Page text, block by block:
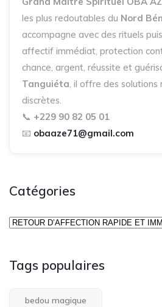
les plus redoutables du Nord
accompagne avec des rituels
affectif immédiat, protection
chance, argent, réussite et
Tanguiéta, il offre des solutions
discrètes.
📞 +229 90 82 05 01
📧 obaaze71@gmail.com
Catégories
Tags populaires
bedou magique